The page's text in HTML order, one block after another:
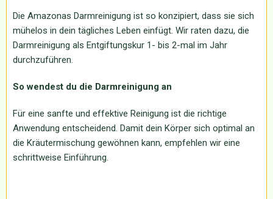
Die Amazonas Darmreinigung ist so konzipiert, dass sie sich
mühelos in dein tägliches Leben einfügt. Wir raten dazu, die
Darmreinigung als Entgiftungskur 1- bis 2-mal im Jahr
durchzuführen.
So wendest du die Darmreinigung an
Für eine sanfte und effektive Reinigung ist die richtige
Anwendung entscheidend. Damit dein Körper sich optimal an
die Kräutermischung gewöhnen kann, empfehlen wir eine
schrittweise Einführung.